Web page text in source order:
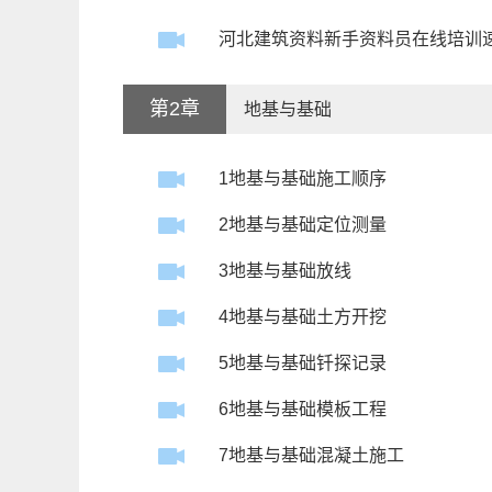
河北建筑资料新手资料员在线培训
第2章 地基与基础
1地基与基础施工顺序
2地基与基础定位测量
3地基与基础放线
4地基与基础土方开挖
5地基与基础钎探记录
6地基与基础模板工程
7地基与基础混凝土施工